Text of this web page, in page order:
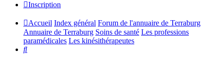
Inscription
Accueil Index général Forum de l'annuaire de Terraburg
Annuaire de Terraburg Soins de santé Les professions
paramédicales Les kinésithérapeutes
Rechercher